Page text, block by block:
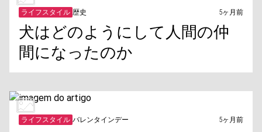
ライフスタイル 歴史 5ヶ月前
犬はどのようにして人間の仲
間になったのか
ライフスタイル バレンタインデー 5ヶ月前